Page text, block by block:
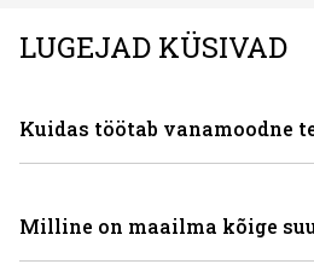
LUGEJAD KÜSIVAD
Kuidas töötab vanamoodne
Milline on maailma kõige